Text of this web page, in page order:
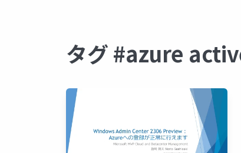
タグ #azure